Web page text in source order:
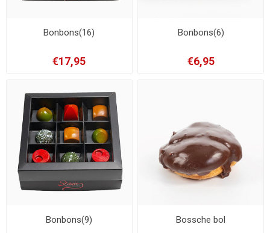
Bonbons(16)
€17,95
Bonbons(6)
€6,95
Bonbons(9) Bossche bol